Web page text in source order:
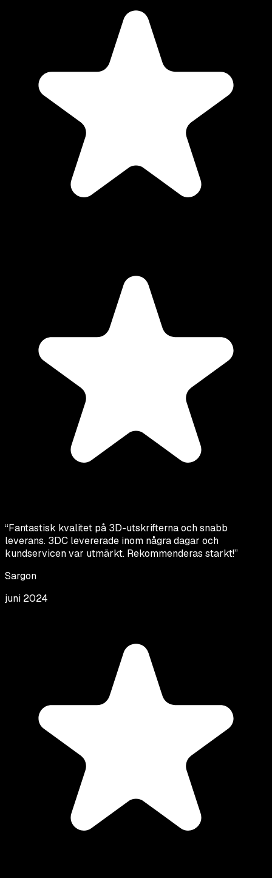
“Fantastisk kvalitet på 3D-utskrifterna och snabb
leverans. 3DC levererade inom några dagar och
kundservicen var utmärkt. Rekommenderas starkt!”
Sargon
juni 2024